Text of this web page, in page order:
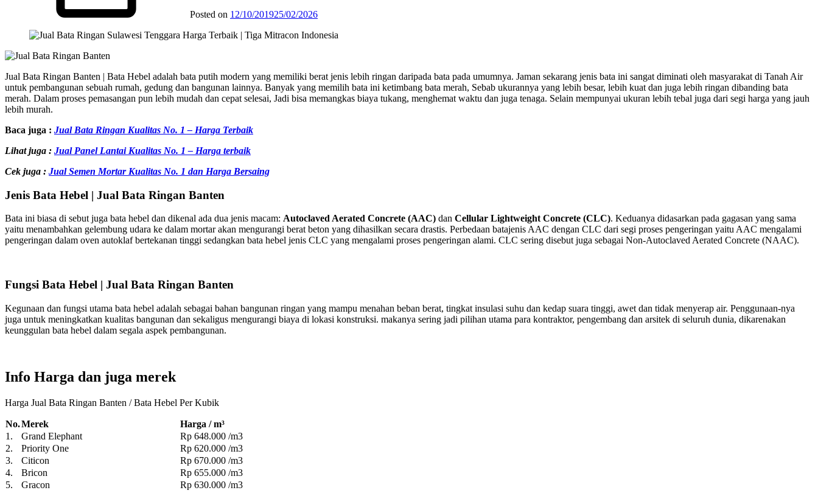
Posted on 12/10/201925/02/2026
Jual Bata Ringan Banten | Bata Hebel adalah bata putih modern yang memiliki berat jenis lebih ringan daripada bata pada umumnya. Jaman sekarang jenis bata ini sangat diminati oleh masyarakat di Tanah Air
untuk pembangunan sebuah rumah, gedung dan bangunan lainnya. Banyak yang memilih bata ini ketimbang bata merah, Sebab ukurannya yang lebih besar, lebih kuat dan juga lebih ringan dibanding bata
merah. Dalam proses pemasangan pun lebih mudah dan cepat selesai, Jadi bisa memangkas biaya tukang, menghemat waktu dan juga tenaga. Selain mempunyai ukuran lebih tebal juga dari segi harga yang jauh
lebih murah.
Baca juga : Jual Bata Ringan Kualitas No. 1 – Harga Terbaik
Lihat juga : Jual Panel Lantai Kualitas No. 1 – Harga terbaik
Cek juga : Jual Semen Mortar Kualitas No. 1 dan Harga Bersaing
Jenis Bata Hebel | Jual Bata Ringan Banten
Bata ini biasa di sebut juga bata hebel dan dikenal ada dua jenis macam: Autoclaved Aerated Concrete (AAC) dan Cellular Lightweight Concrete (CLC). Keduanya didasarkan pada gagasan yang sama
yaitu menambahkan gelembung udara ke dalam mortar akan mengurangi berat beton yang dihasilkan secara drastis. Perbedaan batajenis AAC dengan CLC dari segi proses pengeringan yaitu AAC mengalami
pengeringan dalam oven autoklaf bertekanan tinggi sedangkan bata hebel jenis CLC yang mengalami proses pengeringan alami. CLC sering disebut juga sebagai Non-Autoclaved Aerated Concrete (NAAC).
Fungsi Bata Hebel | Jual Bata Ringan Banten
Kegunaan dan fungsi utama bata hebel adalah sebagai bahan bangunan ringan yang mampu menahan beban berat, tingkat insulasi suhu dan kedap suara tinggi, awet dan tidak menyerap air. Penggunaan-nya
juga untuk meningkatkan kualitas bangunan dan sekaligus mengurangi biaya di lokasi konstruksi. makanya sering jadi pilihan utama para kontraktor, pengembang dan arsitek di seluruh dunia, dikarenakan
keunggulan bata hebel dalam segala aspek pembangunan.
Info Harga dan juga merek
Harga Jual Bata Ringan Banten / Bata Hebel Per Kubik
No.Merek
Harga / m³
1.
Grand Elephant
Rp 648.000 /m3
2.
Priority One
Rp 620.000 /m3
3.
Citicon
Rp 670.000 /m3
4.
Bricon
Rp 655.000 /m3
5.
Gracon
Rp 630.000 /m3